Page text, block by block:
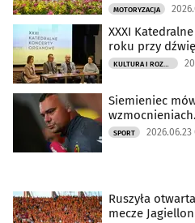
MOTORYZACJA
XXXI
roku przy
KULTURA I ROZRYWKA
Siemieniec
SPORT 2026.06.23
Ruszyła
mecze